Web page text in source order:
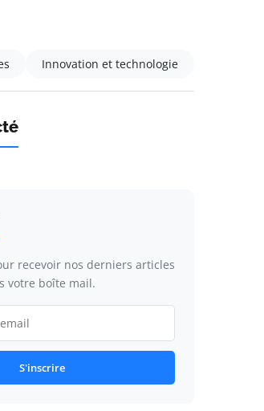
Innovation et technologie
recevoir nos derniers articles
votre boîte mail.
S'inscrire